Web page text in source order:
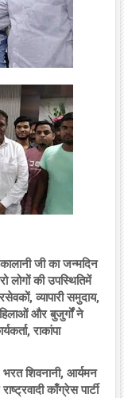
जी का जन्मदिन
की उपस्थितिमें
व्यापारी समुदाय,
और बुजुर्गों ने
राकांपा
शिवनानी, आर्यमन
काँग्रेस पार्टी